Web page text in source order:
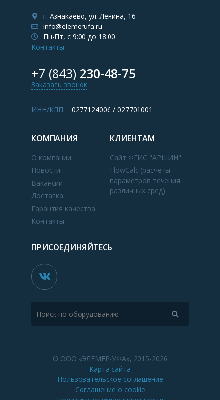
г. Азнакаево, ул. Ленина, 16
info@elemerufa.ru
Пн-Пт, с 9:00 до 18:00
Контакты
+7 (843) 230-48-75
Заказать звонок
ИНН/КПП: 0277124006 / 027701001
КОМПАНИЯ
О компании
Новости
Вакансии
Доставка
Гарантия качества
Контакты
КЛИЕНТАМ
Сайт ФГИС "АРШИН"
FlowCalc (расчеты
параметров течения
различных сред)
ПРИСОЕДИНЯЙТЕСЬ
© ООО «ЭЛЕМЕР-УФА», 2015-2026
Карта сайта
Пользовательское соглашение
Соглашение о cookie